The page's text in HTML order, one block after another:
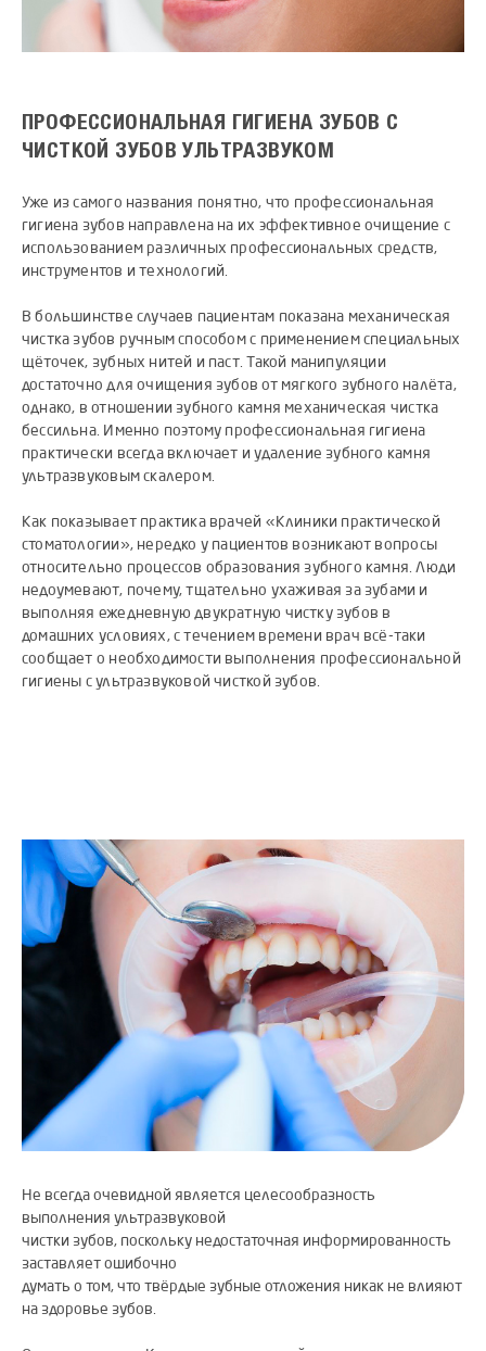
ПРОФЕССИОНАЛЬНАЯ ГИГИЕНА ЗУБОВ С
ЧИСТКОЙ ЗУБОВ УЛЬТРАЗВУКОМ
Уже из самого названия понятно, что профессиональная
гигиена зубов направлена на их эффективное очищение с
использованием различных профессиональных средств,
инструментов и технологий.
В большинстве случаев пациентам показана механическая
чистка зубов ручным способом с применением специальных
щёточек, зубных нитей и паст. Такой манипуляции
достаточно для очищения зубов от мягкого зубного налёта,
однако, в отношении зубного камня механическая чистка
бессильна. Именно поэтому профессиональная гигиена
практически всегда включает и удаление зубного камня
ультразвуковым скалером.
Как показывает практика врачей «Клиники практической
стоматологии», нередко у пациентов возникают вопросы
относительно процессов образования зубного камня. Люди
недоумевают, почему, тщательно ухаживая за зубами и
выполняя ежедневную двукратную чистку зубов в
домашних условиях, с течением времени врач всё-таки
сообщает о необходимости выполнения профессиональной
гигиены с ультразвуковой чисткой зубов.
Не всегда очевидной является целесообразность
выполнения ультразвуковой
чистки зубов, поскольку недостаточная информированность
заставляет ошибочно
думать о том, что твёрдые зубные отложения никак не влияют
на здоровье зубов.